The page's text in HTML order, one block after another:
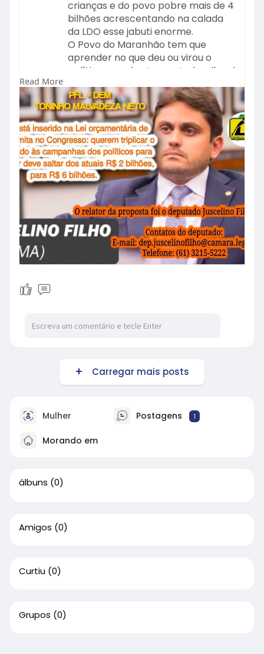
crianças e do povo pobre mais de 4
bilhões acrescentando na calada
da LDO esse jabuti enorme.
O Povo do Maranhão tem que
aprender no que deu ou virou o
político que eles tem votado, olha ai
o resultado e o telefone dele para
cobrarem dele vergonha na cara e
valor público.#bolsonaro2022
#brasil#deus#jesus
#forodebrasilia
Read More
Carregar mais posts
Mulher Postagens 1
Morando em
álbuns (0)
Amigos (0)
Curtiu (0)
Grupos (0)